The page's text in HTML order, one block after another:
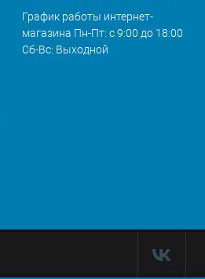
График работы интернет-
магазина Пн-Пт: с 9:00 до 18:00
Сб-Вс: Выходной